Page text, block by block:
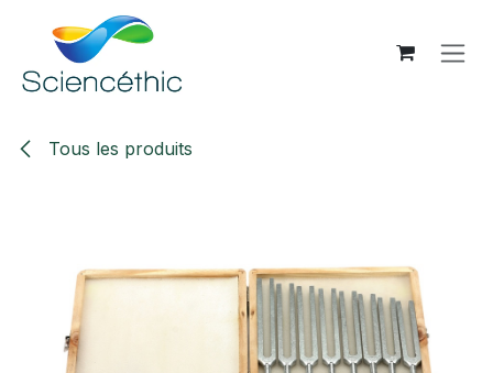
Se rendre au contenu
Tous les produits